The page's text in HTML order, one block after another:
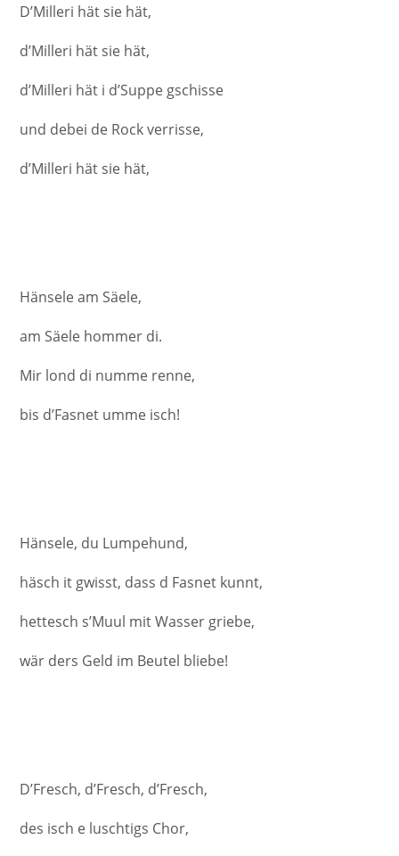
D’Milleri hät sie hät,
d’Milleri hät sie hät,
d’Milleri hät i d’Suppe gschisse
und debei de Rock verrisse,
d’Milleri hät sie hät,
Hänsele am Säele,
am Säele hommer di.
Mir lond di numme renne,
bis d’Fasnet umme isch!
Hänsele, du Lumpehund,
häsch it gwisst, dass d Fasnet kunnt,
hettesch s’Muul mit Wasser griebe,
wär ders Geld im Beutel bliebe!
D’Fresch, d’Fresch, d’Fresch,
des isch e luschtigs Chor,